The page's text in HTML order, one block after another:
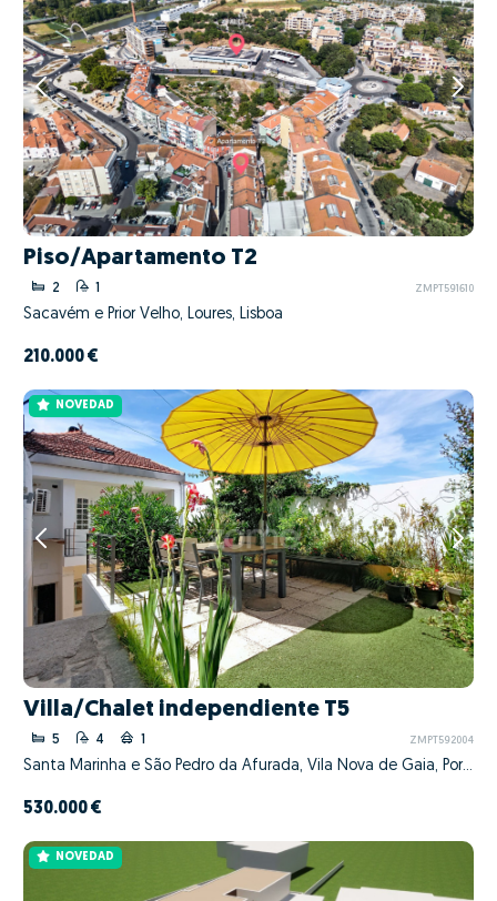
Piso/Apartamento T2
2 1 ZMPT591610
Sacavém e Prior Velho, Loures, Lisboa
210.000 €
NOVEDAD
Villa/Chalet independiente T5
5 4 1 ZMPT592004
Santa Marinha e São Pedro da Afurada, Vila Nova de Gaia, Porto
530.000 €
NOVEDAD